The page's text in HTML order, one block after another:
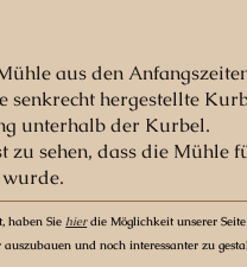
aus den
senkrecht hergestellte
unterhalb der Kurbel.
zu sehen, dass die Mühle
haben Siehierdie Möglichkeit unserer
und noch interessanter zu